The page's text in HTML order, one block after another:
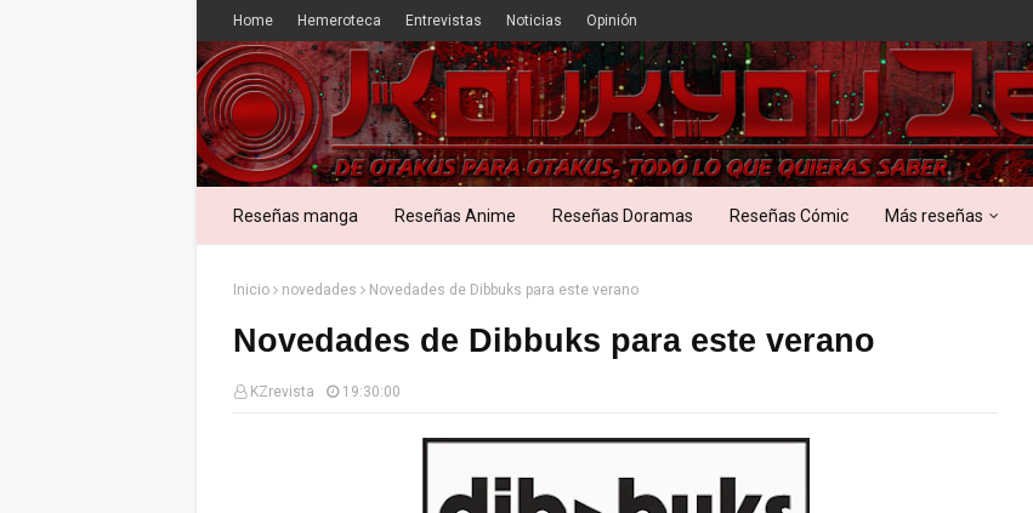
Home Hemeroteca Entrevistas Noticias Opinión
Reseñas manga Reseñas Anime Reseñas Doramas Reseñas Cómic Más reseñas
Inicio novedades Novedades de Dibbuks para este verano
Novedades de Dibbuks para este verano
KZrevista 19:30:00